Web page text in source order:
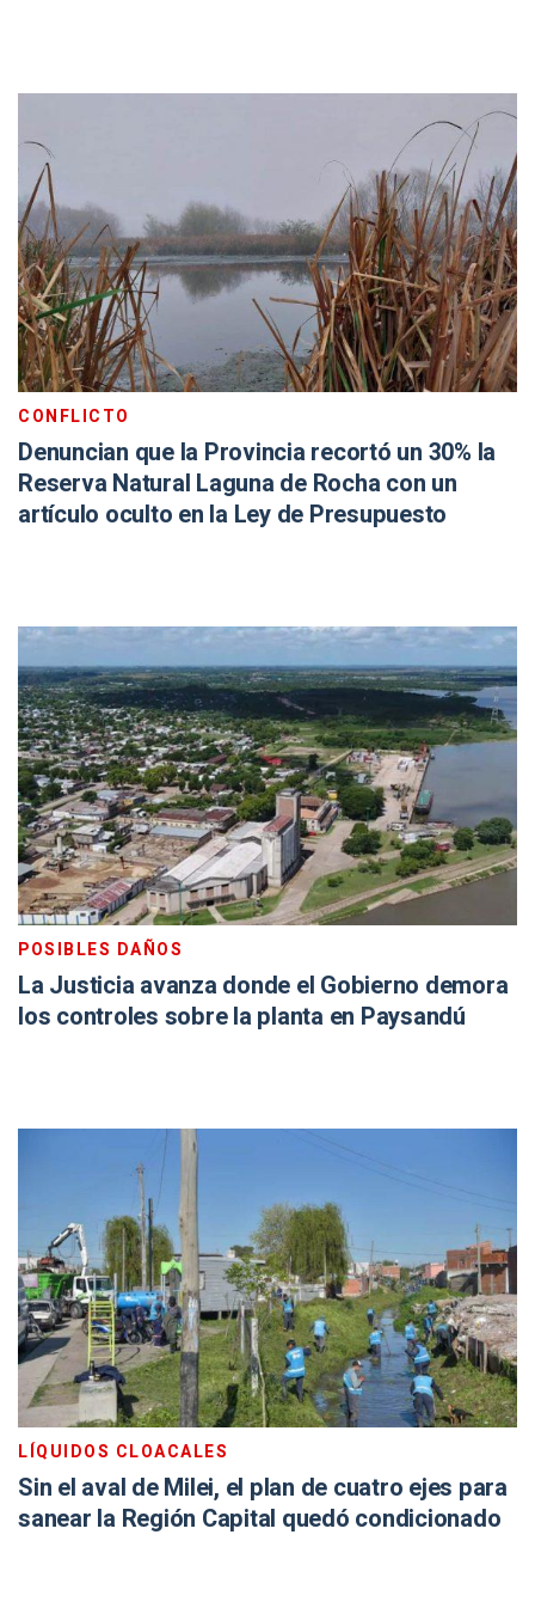
CONFLICTO
Denuncian que la Provincia recortó un 30% la
Reserva Natural Laguna de Rocha con un
artículo oculto en la Ley de Presupuesto
POSIBLES DAÑOS
La Justicia avanza donde el Gobierno demora
los controles sobre la planta en Paysandú
LÍQUIDOS CLOACALES
Sin el aval de Milei, el plan de cuatro ejes para
sanear la Región Capital quedó condicionado